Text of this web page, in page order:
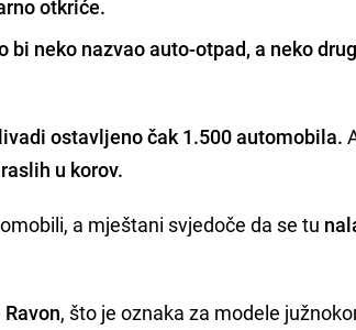
otkriće.
neko nazvao auto-otpad, a neko
ostavljeno čak 1.500 automobila.
u korov.
a mještani svjedoče da se tu
Ravon, što je oznaka za modele